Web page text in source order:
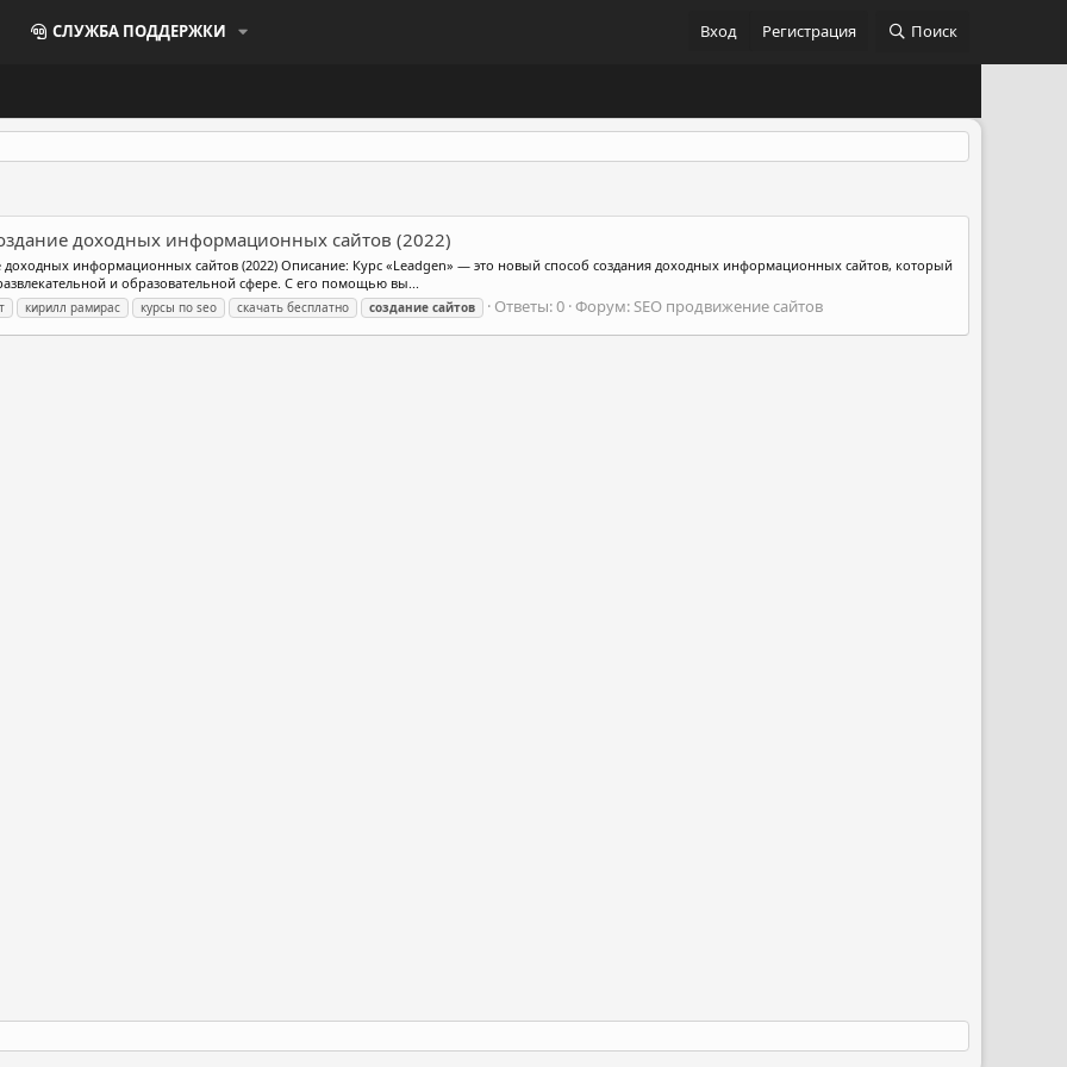
СЛУЖБА ПОДДЕРЖКИ Вход Регистрация Поиск
доходных информационных сайтов (2022)
информационных сайтов (2022) Описание: Курс «Leadgen» — это новый способ создания доходных информационных сайтов, который
и образовательной сфере. С его помощью вы...
кирилл рамирас курсы по seo скачать бесплатно создание сайтов Ответы: 0 Форум: SEO продвижение сайтов